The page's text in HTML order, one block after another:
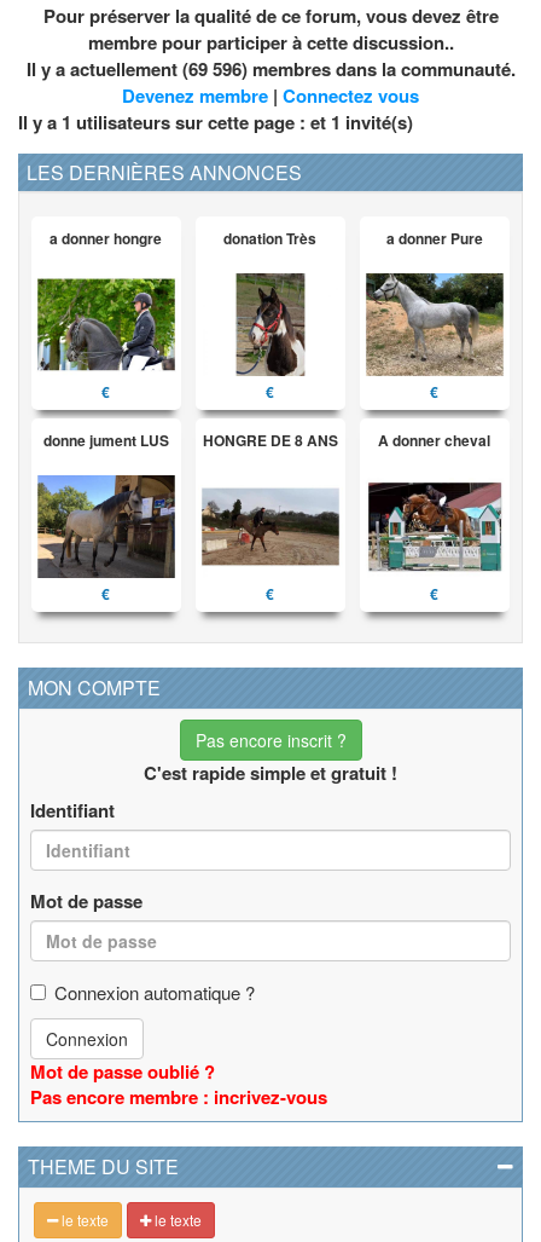
Pour préserver la qualité de ce forum, vous devez être
membre pour participer à cette discussion..
Il y a actuellement (69 596) membres dans la communauté.
Devenez membre | Connectez vous
Il y a 1 utilisateurs sur cette page : et 1 invité(s)
LES DERNIÈRES ANNONCES
a donner hongre
€
donation Très
€
a donner Pure
€
donne jument LUS
€
HONGRE DE 8 ANS
€
A donner cheval
€
MON COMPTE
Pas encore inscrit ?
C'est rapide simple et gratuit !
Identifiant
Mot de passe
Connexion automatique ?
Connexion
Mot de passe oublié ?
Pas encore membre : incrivez-vous
THEME DU SITE
le texte le texte